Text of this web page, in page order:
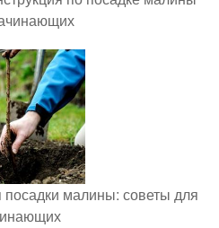
малины: советы для